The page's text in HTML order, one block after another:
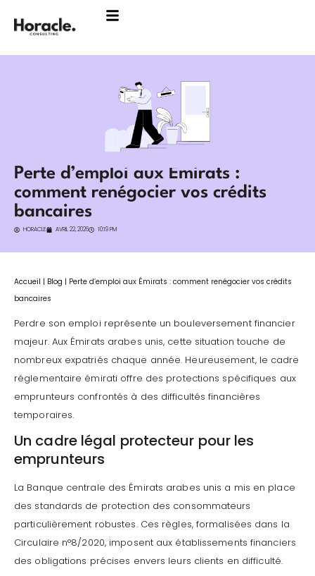
Perte d’emploi aux Émirats :
comment renégocier vos crédits
bancaires
HORACLE AVRIL 22, 2026 10:19 PM
Accueil | Blog | Perte d’emploi aux Émirats : comment renégocier vos crédits
bancaires
Perdre son emploi représente un bouleversement financier
majeur. Aux Émirats arabes unis, cette situation touche de
nombreux expatriés chaque année. Heureusement, le cadre
réglementaire émirati offre des protections spécifiques aux
emprunteurs confrontés à des difficultés financières
temporaires.
Un cadre légal protecteur pour les
emprunteurs
La Banque centrale des Émirats arabes unis a mis en place
des standards de protection des consommateurs
particulièrement robustes. Ces règles, formalisées dans la
Circulaire n°8/2020, imposent aux établissements financiers
des obligations précises envers leurs clients en difficulté.